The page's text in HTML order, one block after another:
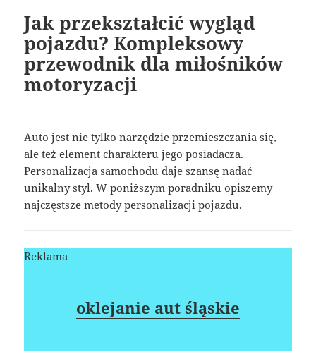
Jak przekształcić wygląd
pojazdu? Kompleksowy
przewodnik dla miłośników
motoryzacji
Auto jest nie tylko narzędzie przemieszczania się,
ale też element charakteru jego posiadacza.
Personalizacja samochodu daje szansę nadać
unikalny styl. W poniższym poradniku opiszemy
najczęstsze metody personalizacji pojazdu.
Reklama
oklejanie aut śląskie